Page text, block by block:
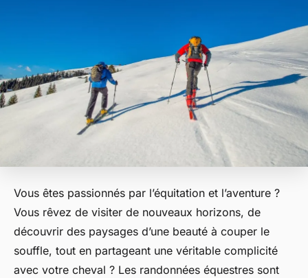
Vous êtes passionnés par l’équitation et l’aventure ?
Vous rêvez de visiter de nouveaux horizons, de
découvrir des paysages d’une beauté à couper le
souffle, tout en partageant une véritable complicité
avec votre cheval ? Les randonnées équestres sont